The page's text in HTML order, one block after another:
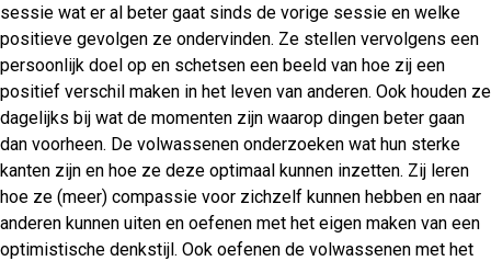
sessie wat er al beter gaat sinds de vorige sessie en welke
positieve gevolgen ze ondervinden. Ze stellen vervolgens een
persoonlijk doel op en schetsen een beeld van hoe zij een
positief verschil maken in het leven van anderen. Ook houden ze
dagelijks bij wat de momenten zijn waarop dingen beter gaan
dan voorheen. De volwassenen onderzoeken wat hun sterke
kanten zijn en hoe ze deze optimaal kunnen inzetten. Zij leren
hoe ze (meer) compassie voor zichzelf kunnen hebben en naar
anderen kunnen uiten en oefenen met het eigen maken van een
optimistische denkstijl. Ook oefenen de volwassenen met het